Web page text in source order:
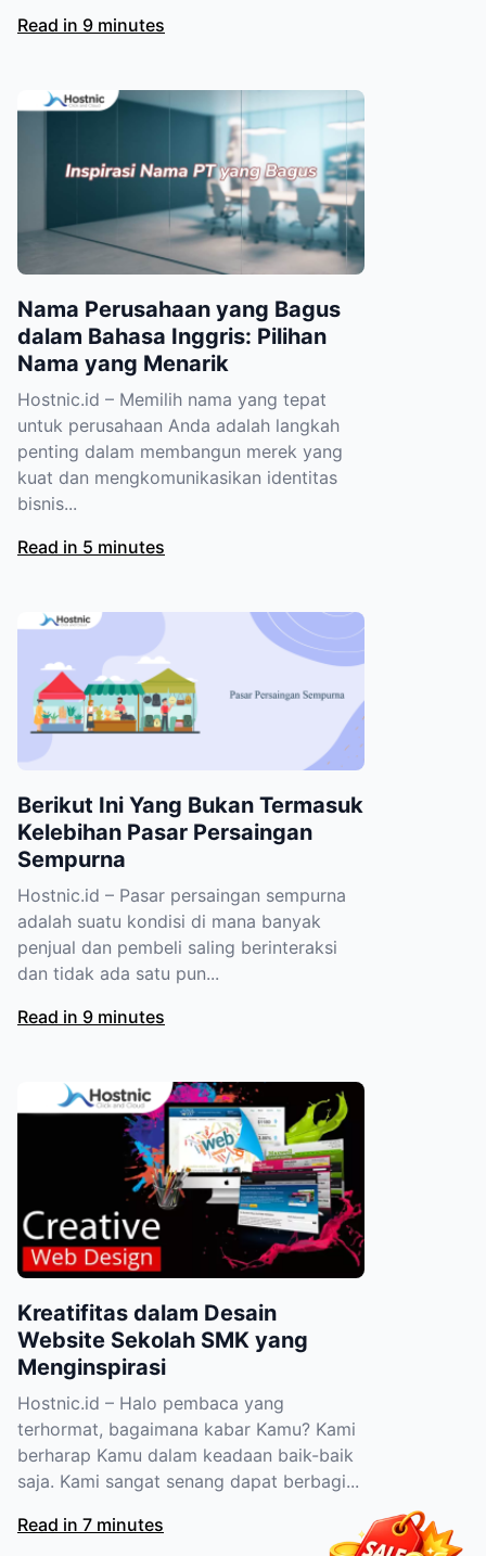
Read in 9 minutes
Nama Perusahaan yang Bagus
dalam Bahasa Inggris: Pilihan
Nama yang Menarik
Hostnic.id – Memilih nama yang tepat
untuk perusahaan Anda adalah langkah
penting dalam membangun merek yang
kuat dan mengkomunikasikan identitas
bisnis...
Read in 5 minutes
Berikut Ini Yang Bukan Termasuk
Kelebihan Pasar Persaingan
Sempurna
Hostnic.id – Pasar persaingan sempurna
adalah suatu kondisi di mana banyak
penjual dan pembeli saling berinteraksi
dan tidak ada satu pun...
Read in 9 minutes
Kreatifitas dalam Desain
Website Sekolah SMK yang
Menginspirasi
Hostnic.id – Halo pembaca yang
terhormat, bagaimana kabar Kamu? Kami
berharap Kamu dalam keadaan baik-baik
saja. Kami sangat senang dapat berbagi...
Read in 7 minutes